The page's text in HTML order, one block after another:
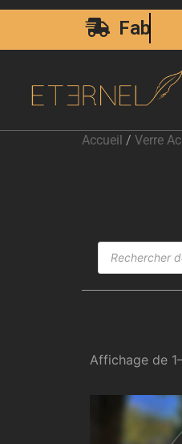
Accueil / Verre
Affichage de